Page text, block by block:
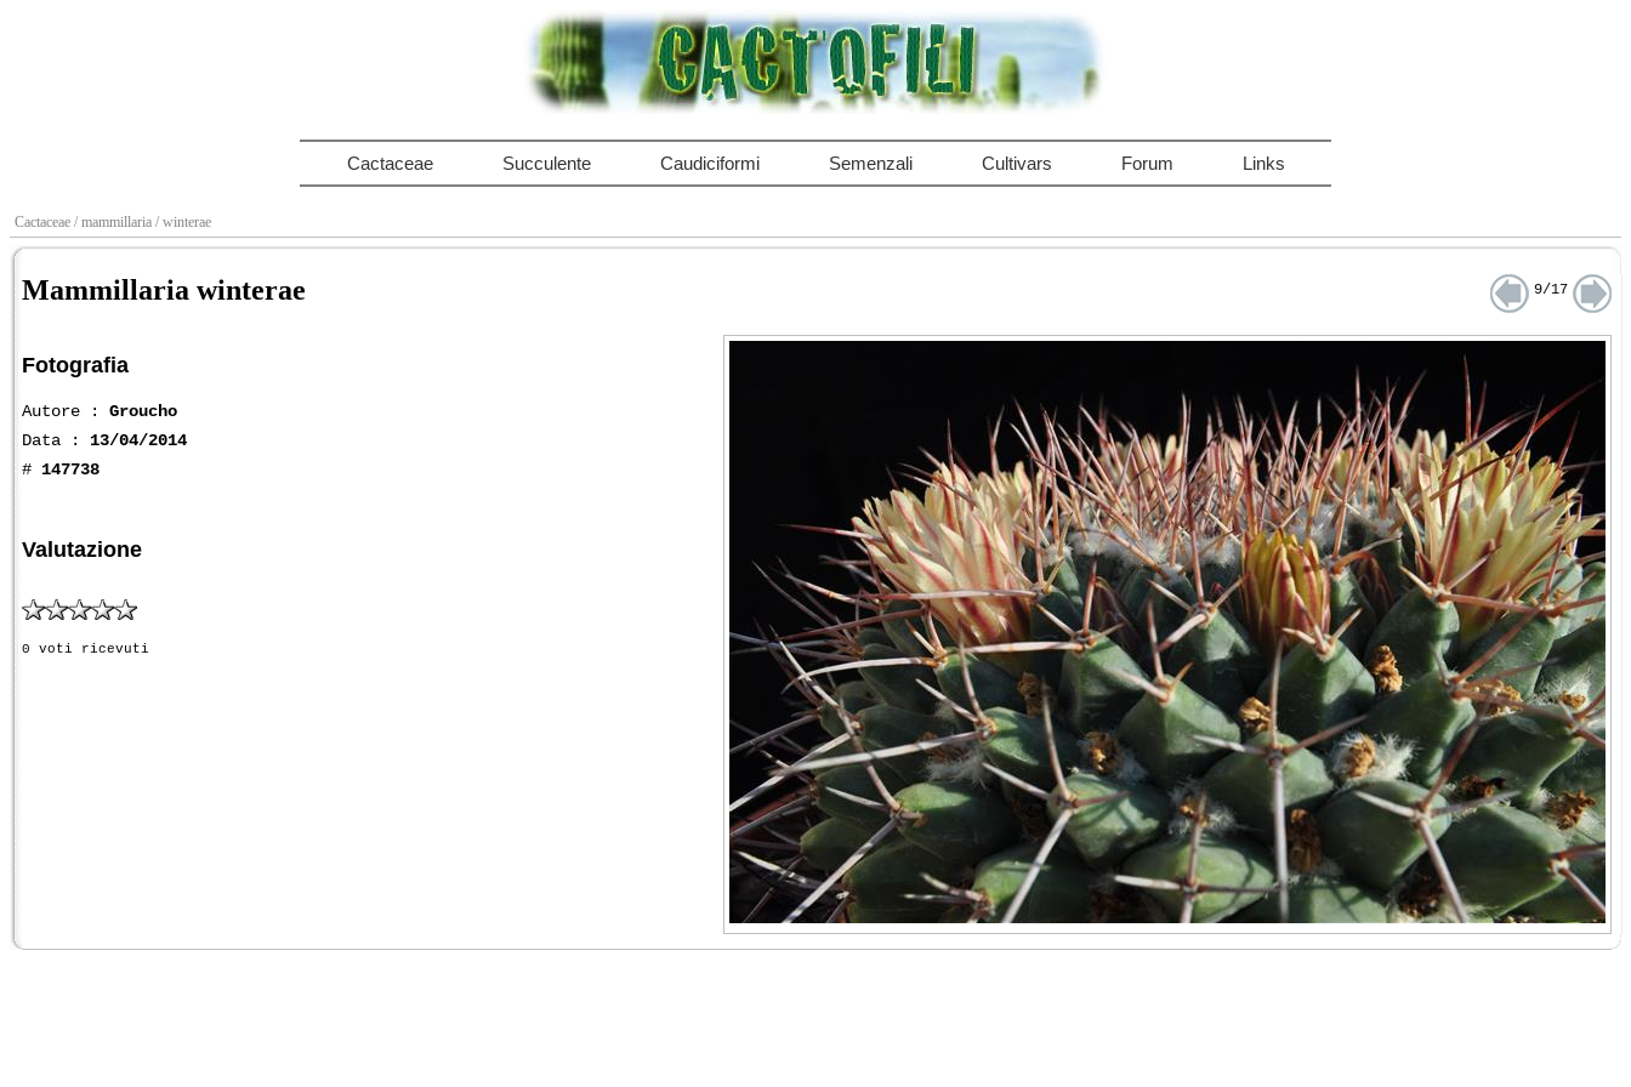
Cactaceae Succulente Caudiciformi Semenzali Cultivars Forum Links
Cactaceae / mammillaria / winterae
Mammillaria winterae 9/17
Fotografia
Autore : Groucho
Data : 13/04/2014
# 147738
Valutazione
0 voti ricevuti